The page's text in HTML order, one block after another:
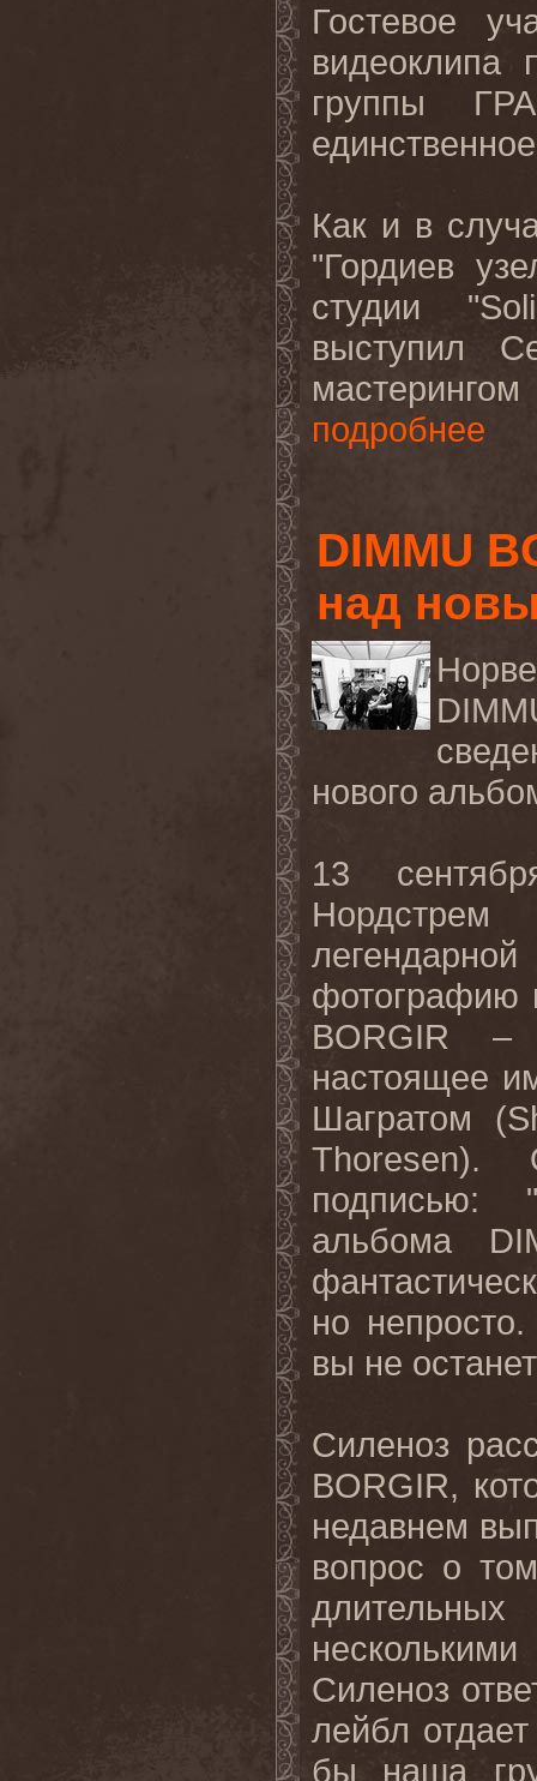
Гостевое
видеоклипа
группы
Как и в
"Гордиев
студии
выступил
подробнее
DIMMU
над
нового
13
фотографию
BORGIR
–
настоящее
Шагратом (
Thoresen).
подписью:
альбома
но
вы не
Силеноз
BORGIR,
недавнем
вопрос о
Силеноз
лейбл
бы наша